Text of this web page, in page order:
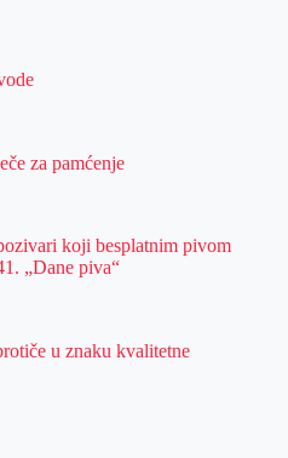
za pamćenje
koji besplatnim pivom
„Dane piva“
u znaku kvalitetne